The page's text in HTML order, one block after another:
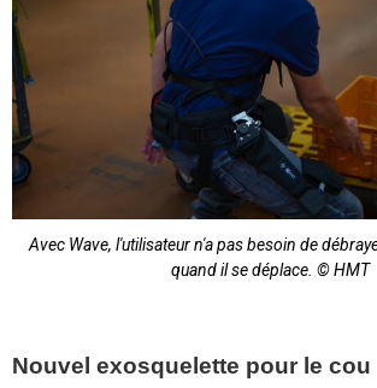
Avec Wave, l'utilisateur n'a pas besoin de
quand il se déplace. © HMT
Nouvel exosquelette pour le cou